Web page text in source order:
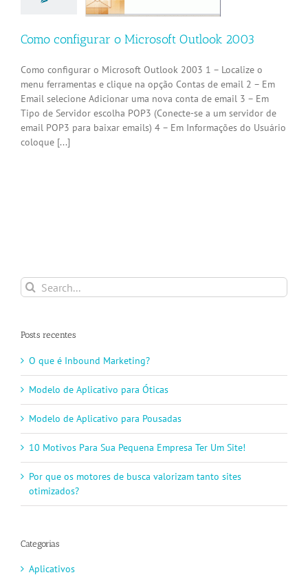
Como configurar o Microsoft Outlook 2003
Como configurar o Microsoft Outlook 2003 1 – Localize o
menu ferramentas e clique na opção Contas de email 2 – Em
Email selecione Adicionar uma nova conta de email 3 – Em
Tipo de Servidor escolha POP3 (Conecte-se a um servidor de
email POP3 para baixar emails) 4 – Em Informações do Usuário
coloque [...]
Search
for:
Posts recentes
O que é Inbound Marketing?
Modelo de Aplicativo para Óticas
Modelo de Aplicativo para Pousadas
10 Motivos Para Sua Pequena Empresa Ter Um Site!
Por que os motores de busca valorizam tanto sites
otimizados?
Categorias
Aplicativos